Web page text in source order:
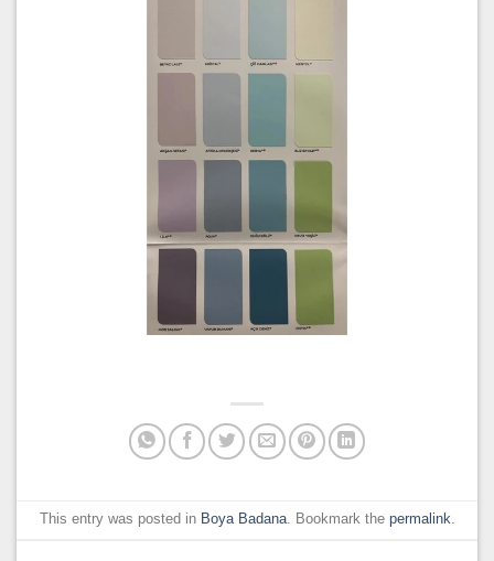
This entry was posted in Boya Badana. Bookmark the permalink.